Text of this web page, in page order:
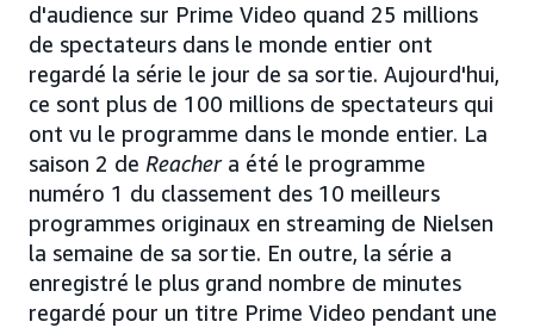
d'audience sur Prime Video quand 25 millions
de spectateurs dans le monde entier ont
regardé la série le jour de sa sortie. Aujourd'hui,
ce sont plus de 100 millions de spectateurs qui
ont vu le programme dans le monde entier. La
saison 2 de Reachera été le programme
numéro 1 du classement des 10 meilleurs
programmes originaux en streaming de Nielsen
la semaine de sa sortie. En outre, la série a
enregistré le plus grand nombre de minutes
regardé pour un titre Prime Video pendant une